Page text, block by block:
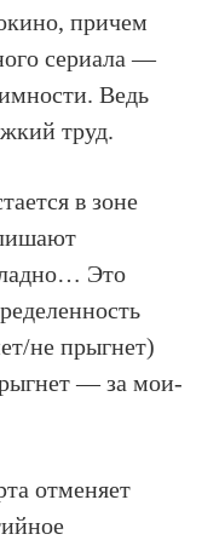
причем
сериала —
Ведь
труд.
в зоне
ладно… Это
не прыгнет)
— за мои-
отменяет